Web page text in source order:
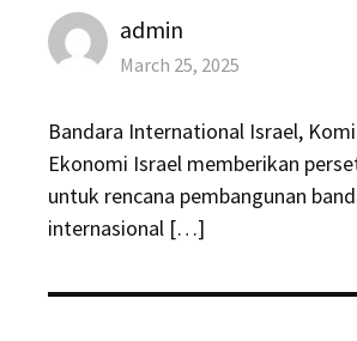
Author
admin
Posted
March 25, 2025
Bandara International Israel,
Ekonomi Israel memberikan
untuk rencana pembangunan
internasional […]